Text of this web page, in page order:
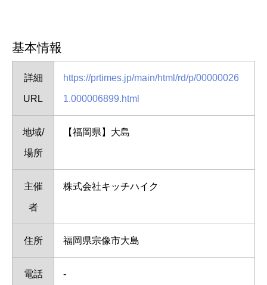
基本情報
詳細
URL
https://prtimes.jp/main/html/rd/p/00000026
1.000006899.html
地域/
場所
【福岡県】大島
主催
者
株式会社キッチハイク
住所 福岡県宗像市大島
電話 -